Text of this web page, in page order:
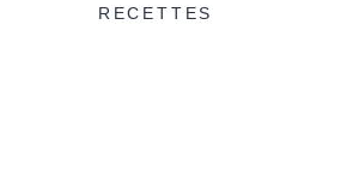
RECETTES